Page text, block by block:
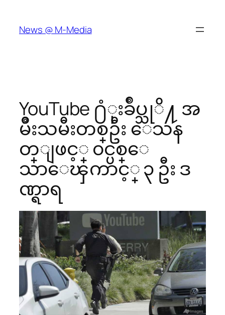
content
News @ M-Media
YouTube ႐ံုးခ်ဳပ္သုိ႔ အ
မ်ိဳးသမီးတစ္ဦး ေသန
တ္ျဖင့္ ၀င္ပစ္ေ
သာေၾကာင့္ ၃ ဦး ဒ
ဏ္ရာရ